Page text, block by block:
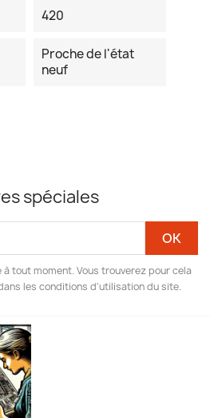
420
Proche de l'état
neuf
spéciales
tout moment. Vous trouverez pour cela
les conditions d'utilisation du site.